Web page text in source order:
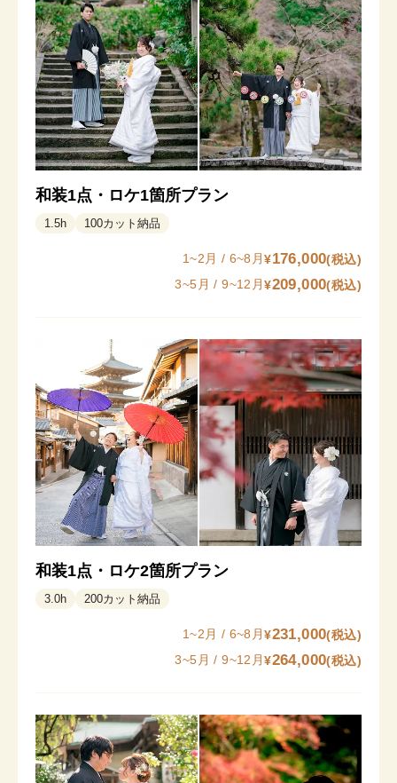
和装1点・ロケ1箇所プラン
1.5h 100カット納品
1~2月 / 6~8月¥176,000(税込)
3~5月 / 9~12月¥209,000(税込)
和装1点・ロケ2箇所プラン
3.0h 200カット納品
1~2月 / 6~8月¥231,000(税込)
3~5月 / 9~12月¥264,000(税込)